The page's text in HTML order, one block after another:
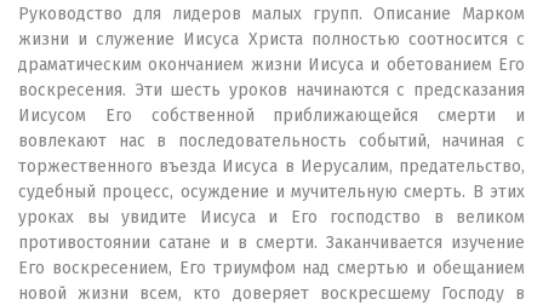
Руководство для лидеров малых групп. Описание Марком
жизни и служение Иисуса Христа полностью соотносится с
драматическим окончанием жизни Иисуса и обетованием Его
воскресения. Эти шесть уроков начинаются с предсказания
Иисусом Его собственной приближающейся смерти и
вовлекают нас в последовательность событий, начиная с
торжественного въезда Иисуса в Иерусалим, предательство,
судебный процесс, осуждение и мучительную смерть. В этих
уроках вы увидите Иисуса и Его господство в великом
противостоянии сатане и в смерти. Заканчивается изучение
Его воскресением, Его триумфом над смертью и обещанием
новой жизни всем, кто доверяет воскресшему Господу в